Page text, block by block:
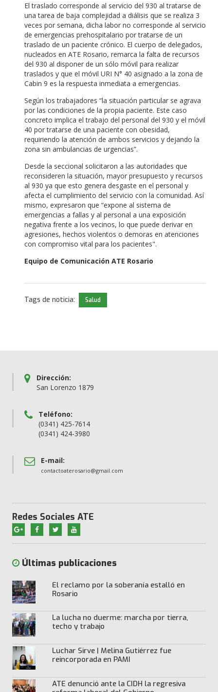
El traslado corresponde al servicio del 930 al tratarse de
una tarea de baja complejidad a diálisis que se realiza 3
veces por semana, dicha labor no corresponde al servicio
de emergencias prehospitalario por tratarse de un
traslado de un paciente crónico. El cuerpo de delegados,
nucleados en ATE Rosario, remarca la falta de recursos
del 930 al disponer de un sólo móvil para realizar
traslados y que el móvil URI N° 40 asignado a la zona de
Cabin 9 es la respuesta inmediata a emergencias.
Según los trabajadores “la situación particular se agrava
por las condiciones de la propia paciente. Este caso
concreto implica el trabajo del personal del 930 y el móvil
40 por tratarse de una paciente con obesidad,
requiriendo la atención de ambos servicios y dejando la
zona sin ambulancias de urgencias”.
Desde la seccional solicitaron a las autoridades que
reconsideren la situación, mayor presupuesto y recursos
al 930 ya que esto genera desgaste en el personal y
afecta el cumplimiento del servicio con la comunidad. Así
mismo, expresaron que “expone al sistema de
emergencias a fallas y al personal a una exposición
negativa frente a los vecinos, lo que puede derivar en
agresiones, hechos violentos o demoras en atenciones
con compromiso vital para los pacientes".
Equipo de Comunicación ATE Rosario
Tags de noticia: Salud
Dirección:
San Lorenzo 1879
Teléfono:
(0341) 425-7614
(0341) 424-3980
E-mail:
contactoaterosario@gmail.com
Redes Sociales ATE
Últimas publicaciones
El reclamo por la soberanía estalló en
Rosario
La lucha no duerme: marcha por tierra,
techo y trabajo
Luchar Sirve | Melina Gutiérrez fue
reincorporada en PAMI
ATE denunció ante la CIDH la regresiva